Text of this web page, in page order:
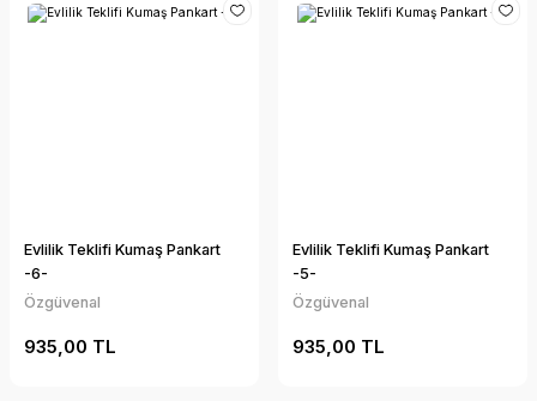
Evlilik Teklifi Kumaş Pankart
-6-
Özgüvenal
935,00 TL
Evlilik Teklifi Kumaş Pankart
-5-
Özgüvenal
935,00 TL